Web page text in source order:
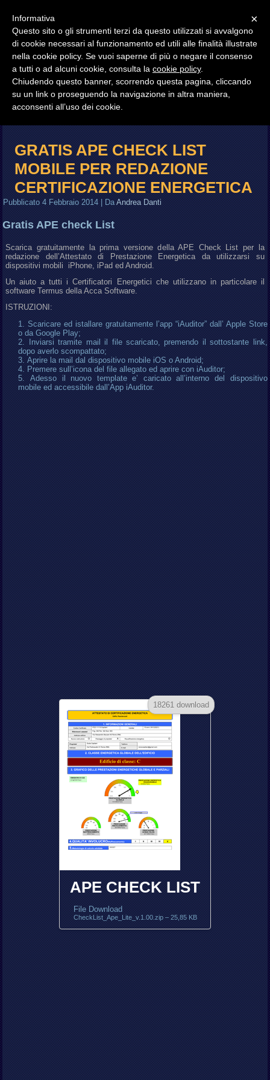
ANDREA DANTI
GEOMETRA – FIRENZE
SOFTWARE
GRATIS APE CHECK LIST
MOBILE PER REDAZIONE
CERTIFICAZIONE ENERGETICA
Pubblicato 4 Febbraio 2014 Da Andrea Danti
Gratis APE check List
Scarica gratuitamente la prima versione della APE Check List per la
redazione dell’Attestato di Prestazione Energetica da utilizzarsi su
dispositivi mobili iPhone, iPad ed Android.
Un aiuto a tutti i Certificatori Energetici che utilizzano in particolare il
software Termus della Acca Software.
ISTRUZIONI:
Scaricare ed istallare gratuitamente l’app “iAuditor” dall’ Apple Store
o da Google Play;
Inviarsi tramite mail il file scaricato, premendo il sottostante link,
dopo averlo scompattato;
Aprire la mail dal dispositivo mobile iOS o Android;
Premere sull’icona del file allegato ed aprire con iAuditor;
Adesso il nuovo template e’ caricato all’interno del dispositivo
mobile ed accessibile dall’App iAuditor.
18261 download
APE CHECK LIST
File Download
CheckList_Ape_Lite_v.1.00.zip – 25,85 KB
×
Informativa
Questo sito o gli strumenti terzi da questo utilizzati si avvalgono
di cookie necessari al funzionamento ed utili alle finalità illustrate
nella cookie policy. Se vuoi saperne di più o negare il consenso
a tutti o ad alcuni cookie, consulta la cookie policy.
Chiudendo questo banner, scorrendo questa pagina, cliccando
su un link o proseguendo la navigazione in altra maniera,
acconsenti all’uso dei cookie.